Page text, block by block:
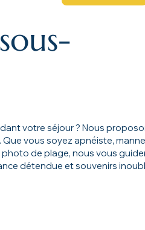
votre séjour ? Nous
vous soyez apnéiste,
de plage, nous vous
détendue et souvenirs